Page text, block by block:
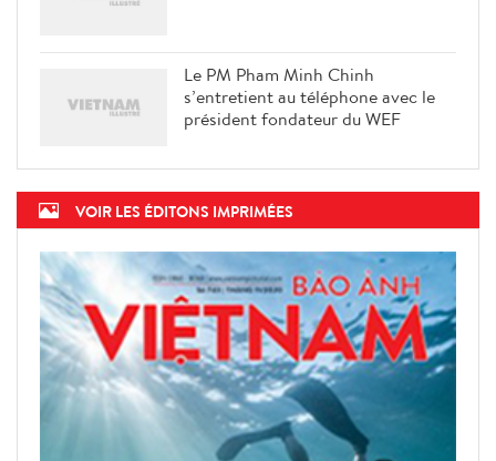
Le PM Pham Minh Chinh
s’entretient au téléphone avec le
président fondateur du WEF
VOIR LES ÉDITONS IMPRIMÉES